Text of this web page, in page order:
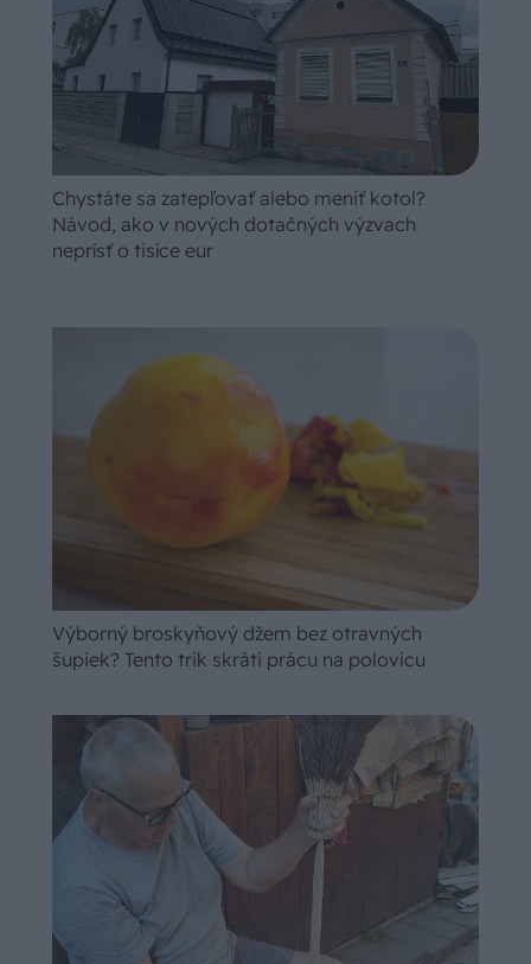
Chystáte sa zatepľovať alebo meniť kotol?
Návod, ako v nových dotačných výzvach
neprísť o tisíce eur
Výborný broskyňový džem bez otravných
šupiek? Tento trik skráti prácu na polovicu